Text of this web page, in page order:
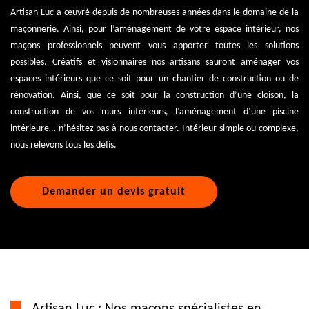
Artisan Luc a œuvré depuis de nombreuses années dans le domaine de la
maçonnerie. Ainsi, pour l’aménagement de votre espace intérieur, nos
maçons professionnels peuvent vous apporter toutes les solutions
possibles. Créatifs et visionnaires nos artisans sauront aménager vos
espaces intérieurs que ce soit pour un chantier de construction ou de
rénovation. Ainsi, que ce soit pour la construction d’une cloison, la
construction de vos murs intérieurs, l’aménagement d’une piscine
intérieure… n’hésitez pas à nous contacter. Intérieur simple ou complexe,
nous relevons tous les défis.
Demander un devis gratuit